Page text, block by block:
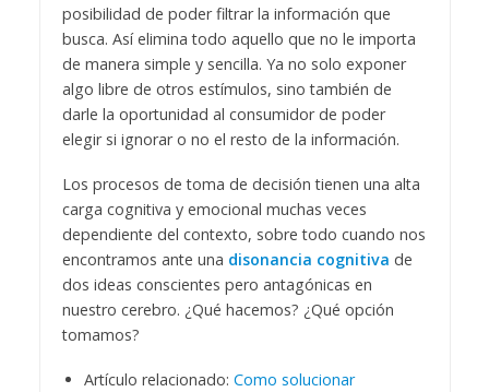
posibilidad de poder filtrar la información que
busca. Así elimina todo aquello que no le importa
de manera simple y sencilla. Ya no solo exponer
algo libre de otros estímulos, sino también de
darle la oportunidad al consumidor de poder
elegir si ignorar o no el resto de la información.
Los procesos de toma de decisión tienen una alta
carga cognitiva y emocional muchas veces
dependiente del contexto, sobre todo cuando nos
encontramos ante una disonancia cognitiva de
dos ideas conscientes pero antagónicas en
nuestro cerebro. ¿Qué hacemos? ¿Qué opción
tomamos?
Artículo relacionado: Como solucionar